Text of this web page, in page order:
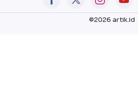
©2026 artik.id